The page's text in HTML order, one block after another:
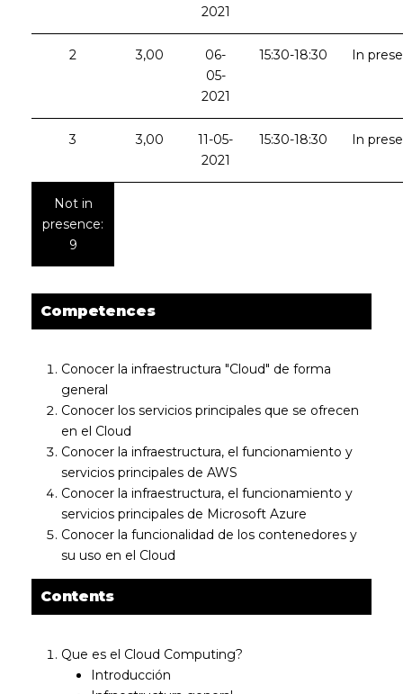
2021
2 3,00
06-
05-
2021
15:30-18:30 In
3 3,00
11-05-
2021
15:30-18:30 In
Not in
presence:
9
Competences
Conocer la infraestructura "Cloud" de forma
general
Conocer los servicios principales que se ofrecen
en el Cloud
Conocer la infraestructura, el funcionamiento y
servicios principales de AWS
Conocer la infraestructura, el funcionamiento y
servicios principales de Microsoft Azure
Conocer la funcionalidad de los contenedores y
su uso en el Cloud
Contents
Que es el Cloud Computing?
Introducción